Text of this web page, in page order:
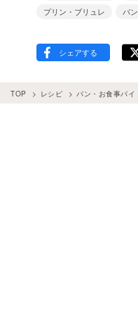
プリン・ブリュレ
パン
TOP レシピ パン・お食事パイ